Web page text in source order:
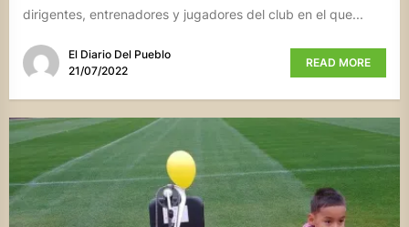
dirigentes, entrenadores y jugadores del club en el que...
El Diario Del Pueblo
21/07/2022
READ MORE